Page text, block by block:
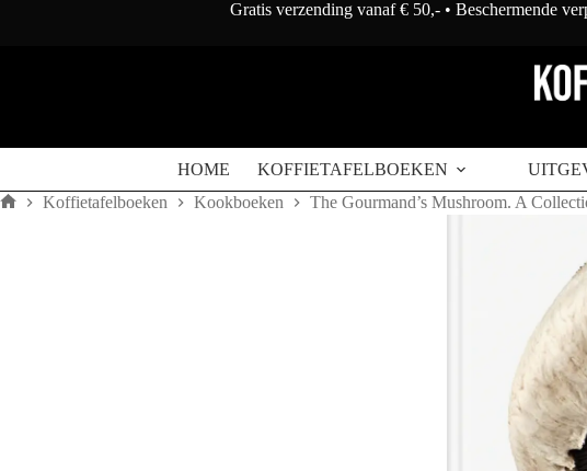
Gratis verzending vanaf € 50,- • Beschermende
HOME KOFFIETAFELBOEKEN
Koffietafelboeken Kookboeken The Gourmand’s Mushroom. A